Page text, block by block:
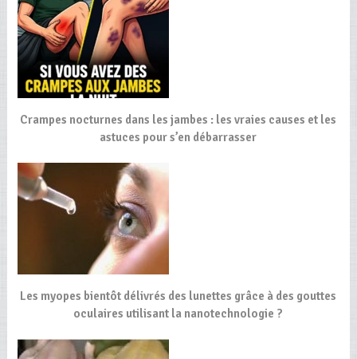
Crampes nocturnes dans les jambes : les vraies causes et les
astuces pour s’en débarrasser
Les myopes bientôt délivrés des lunettes grâce à des gouttes
oculaires utilisant la nanotechnologie ?